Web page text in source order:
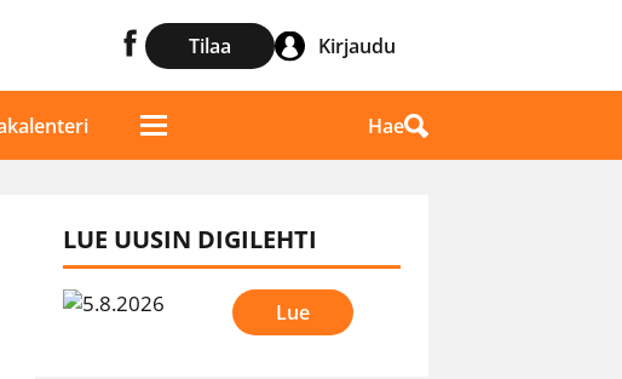
Tilaa Kirjaudu
Hae
LUE UUSIN DIGILEHTI
Lue